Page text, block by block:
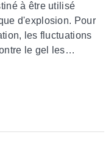
à être utilisé
d'explosion. Pour
les fluctuations
le gel les
électriques, les